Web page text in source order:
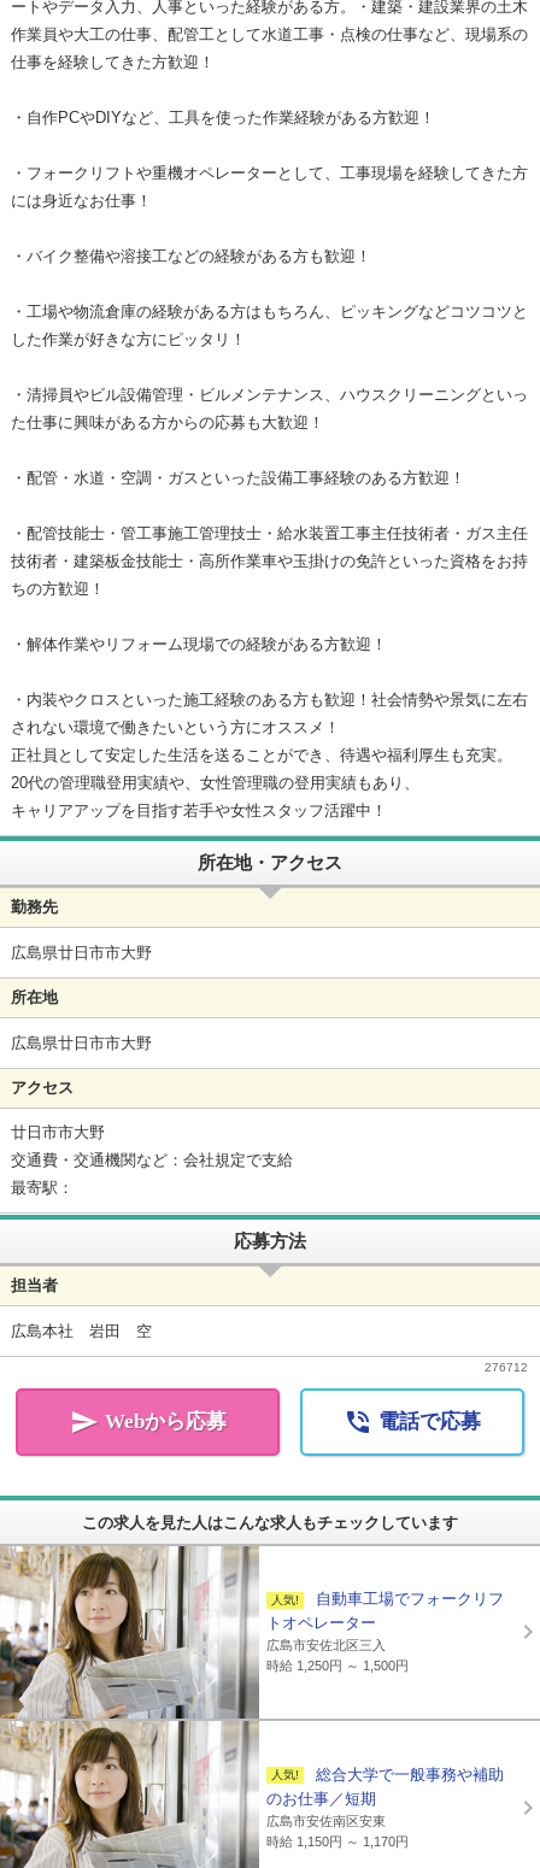
ートやデータ入力、人事といった経験がある方。・建築・建設業界の土木
作業員や大工の仕事、配管工として水道工事・点検の仕事など、現場系の
仕事を経験してきた方歓迎！
・自作PCやDIYなど、工具を使った作業経験がある方歓迎！
・フォークリフトや重機オペレーターとして、工事現場を経験してきた方
には身近なお仕事！
・バイク整備や溶接工などの経験がある方も歓迎！
・工場や物流倉庫の経験がある方はもちろん、ピッキングなどコツコツと
した作業が好きな方にピッタリ！
・清掃員やビル設備管理・ビルメンテナンス、ハウスクリーニングといっ
た仕事に興味がある方からの応募も大歓迎！
・配管・水道・空調・ガスといった設備工事経験のある方歓迎！
・配管技能士・管工事施工管理技士・給水装置工事主任技術者・ガス主任
技術者・建築板金技能士・高所作業車や玉掛けの免許といった資格をお持
ちの方歓迎！
・解体作業やリフォーム現場での経験がある方歓迎！
・内装やクロスといった施工経験のある方も歓迎！社会情勢や景気に左右
されない環境で働きたいという方にオススメ！
正社員として安定した生活を送ることができ、待遇や福利厚生も充実。
20代の管理職登用実績や、女性管理職の登用実績もあり、
キャリアアップを目指す若手や女性スタッフ活躍中！
所在地・アクセス
勤務先
広島県廿日市市大野
所在地
広島県廿日市市大野
アクセス
廿日市市大野
交通費・交通機関など：会社規定で支給
最寄駅：
応募方法
担当者
広島本社 岩田 空
276712
 Webから応募  電話で応募
この求人を見た人はこんな求人もチェックしています
自動車工場でフォークリフ
トオペレーター
広島市安佐北区三入
時給 1,250円 ～ 1,500円
総合大学で一般事務や補助
のお仕事／短期
広島市安佐南区安東
時給 1,150円 ～ 1,170円